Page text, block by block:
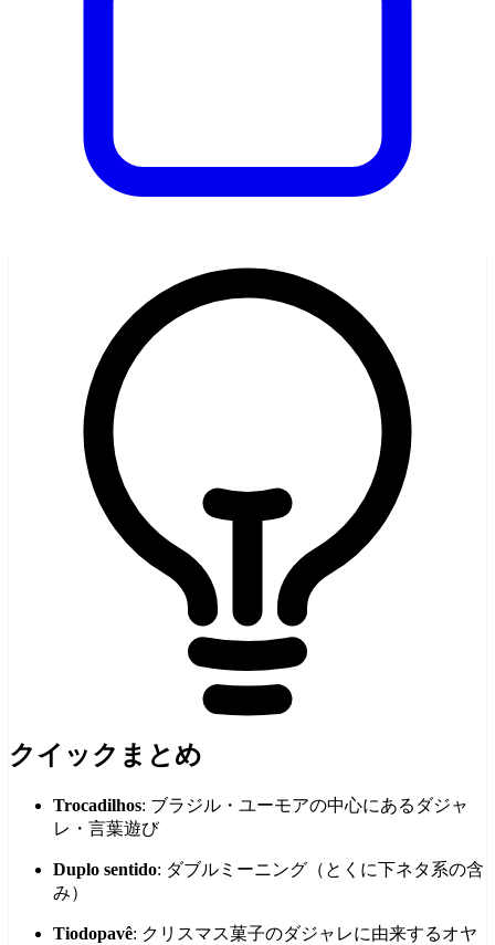
クイックまとめ
Trocadilhos: ブラジル・ユーモアの中心にあるダジャ
レ・言葉遊び
Duplo sentido: ダブルミーニング（とくに下ネタ系の含
み）
Tiodopavê: クリスマス菓子のダジャレに由来するオヤ